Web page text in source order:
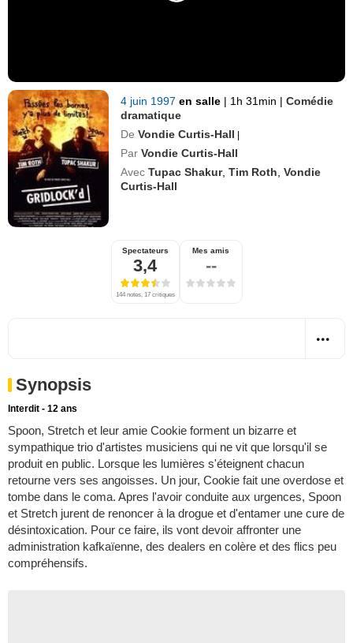
4 juin 1997en salle | 1h 31min | Comédie
dramatique
De Vondie Curtis-Hall |
Par Vondie Curtis-Hall
Avec Tupac Shakur,Tim Roth ,Vondie
Curtis-Hall
Spectateurs
3,4
144 notes, 17 critiques
Mes amis
--
Synopsis
Interdit - 12 ans
Spoon, Stretch et leur amie Cookie forment un bizarre et
sympathique trio d'artistes musiciens qui ne vit que lorsqu'il se
produit en public. Lorsque les lumières s'éteignent chacun
retourne vers ses angoisses. Un jour, Cookie fait une overdose et
tombe dans le coma. Apres l'avoir conduite aux urgences, Spoon
et Stretch jurent de renoncer à la drogue et d'entamer une cure de
désintoxication. Pour ce faire, ils vont devoir affronter une
administration kafkaïenne, des dealers en colère et des flics peu
compréhensifs.